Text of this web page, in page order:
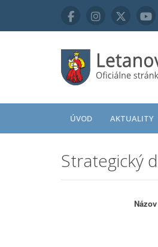
ÚVOD AKTUALITY
Strategický
Názov